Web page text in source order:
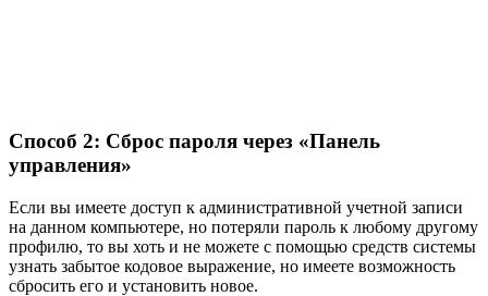
Способ 2: Сброс пароля через «Панель
управления»
Если вы имеете доступ к административной учетной записи
на данном компьютере, но потеряли пароль к любому другому
профилю, то вы хоть и не можете с помощью средств системы
узнать забытое кодовое выражение, но имеете возможность
сбросить его и установить новое.